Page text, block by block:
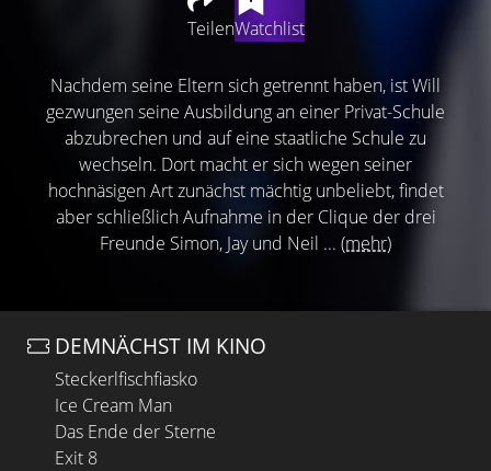
TeilenWatchlist
Nachdem seine Eltern sich getrennt haben, ist Will
gezwungen seine Ausbildung an einer Privat-Schule
abzubrechen und auf eine staatliche Schule zu
wechseln. Dort macht er sich wegen seiner
hochnäsigen Art zunächst mächtig unbeliebt, findet
aber schließlich Aufnahme in der Clique der drei
Freunde Simon, Jay und Neil ... (mehr)
DEMNÄCHST IM KINO
Steckerlfischfiasko
Ice Cream Man
Das Ende der Sterne
Exit 8